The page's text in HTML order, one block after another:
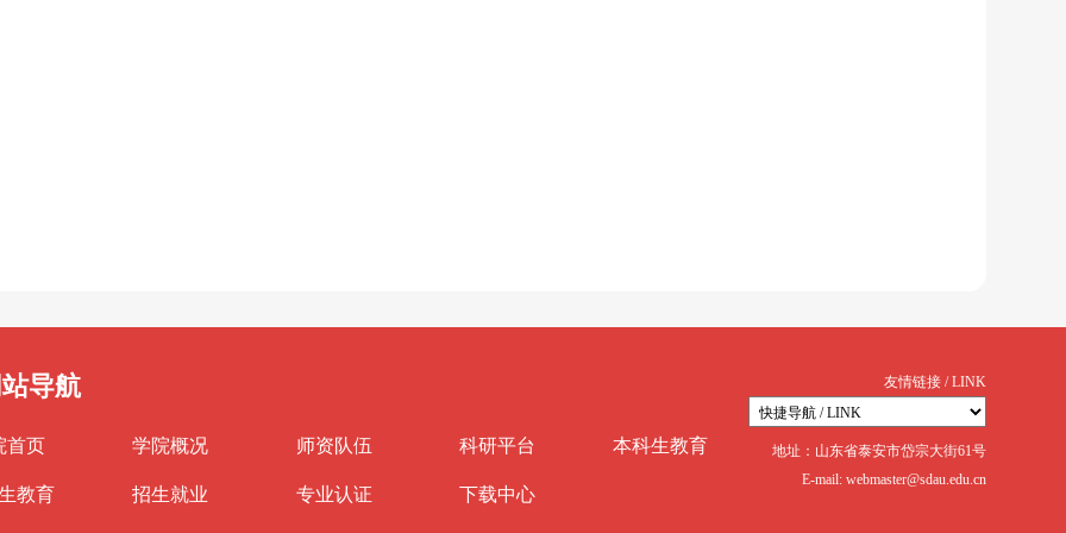
导航
首页 学院概况 师资队伍 科研平台 本科生教育
教育 招生就业 专业认证 下载中心
友情链接 / LINK
地址：山东省泰安市岱宗大街61号
E-mail: webmaster@sdau.edu.cn